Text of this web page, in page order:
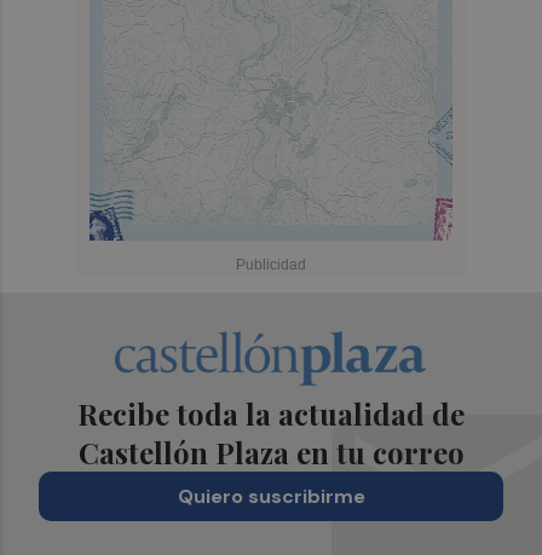
Recibe toda la actualidad de
Castellón Plaza en tu correo
Quiero suscribirme